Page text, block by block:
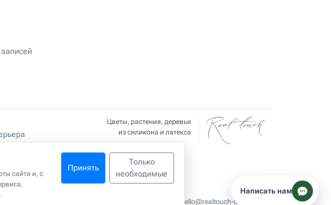
Цветы, растения, деревья
из силикона и латекса
hello@realtouch-flowers.com
сайта и, с
.
Принять
Только
необходимые
Написать нам